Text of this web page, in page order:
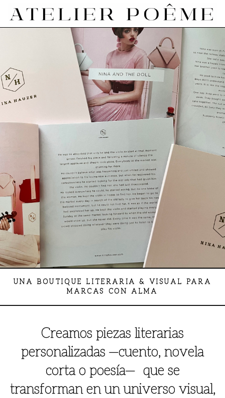
UNA BOUTIQUE LITERARIA & VISUAL PARA
MARCAS CON ALMA
Creamos piezas literarias
personalizadas —cuento, novela
corta o poesía— que se
transforman en un universo visual,